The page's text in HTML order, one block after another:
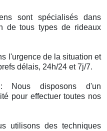
sont spécialisés dans
de tous types de rideaux
l'urgence de la situation et
délais, 24h/24 et 7j/7.
: Nous disposons d'un
pour effectuer toutes nos
utilisons des techniques